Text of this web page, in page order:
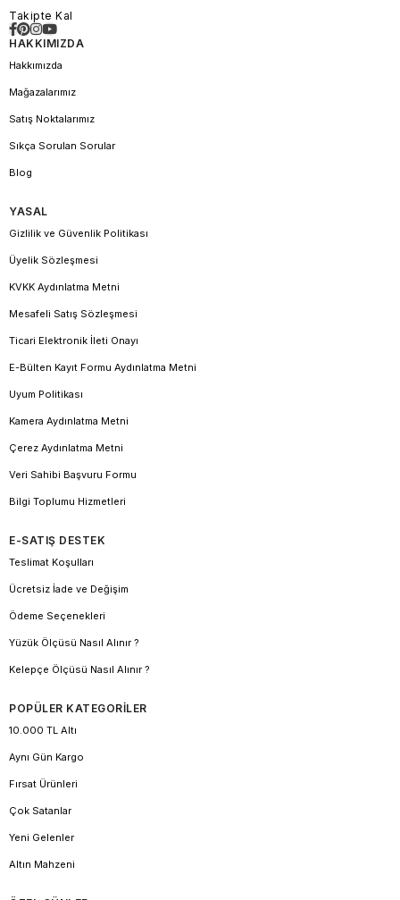
Takipte Kal
HAKKIMIZDA
Hakkımızda
Mağazalarımız
Satış Noktalarımız
Sıkça Sorulan Sorular
Blog
YASAL
Gizlilik ve Güvenlik Politikası
Üyelik Sözleşmesi
KVKK Aydınlatma Metni
Mesafeli Satış Sözleşmesi
Ticari Elektronik İleti Onayı
E-Bülten Kayıt Formu Aydınlatma Metni
Uyum Politikası
Kamera Aydınlatma Metni
Çerez Aydınlatma Metni
Veri Sahibi Başvuru Formu
Bilgi Toplumu Hizmetleri
E-SATIŞ DESTEK
Teslimat Koşulları
Ücretsiz İade ve Değişim
Ödeme Seçenekleri
Yüzük Ölçüsü Nasıl Alınır ?
Kelepçe Ölçüsü Nasıl Alınır ?
POPÜLER KATEGORİLER
10.000 TL Altı
Aynı Gün Kargo
Fırsat Ürünleri
Çok Satanlar
Yeni Gelenler
Altın Mahzeni